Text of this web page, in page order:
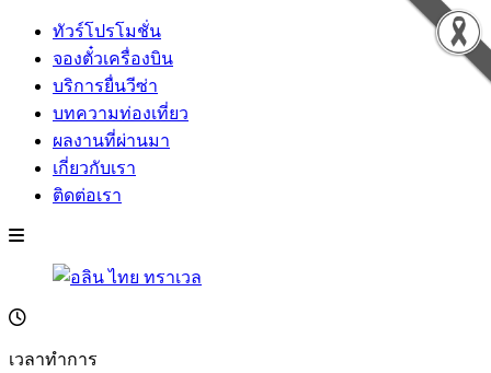
ทัวร์โปรโมชั่น
จองตั๋วเครื่องบิน
บริการยื่นวีซ่า
บทความท่องเที่ยว
ผลงานที่ผ่านมา
เกี่ยวกับเรา
ติดต่อเรา
เวลาทำการ